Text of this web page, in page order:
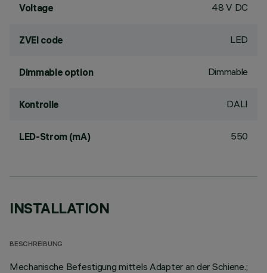
Voltage 48 V DC
ZVEI code LED
Dimmable option Dimmable
Kontrolle DALI
LED-Strom (mA) 550
INSTALLATION
BESCHREIBUNG
Mechanische Befestigung mittels Adapter an der Schiene.;